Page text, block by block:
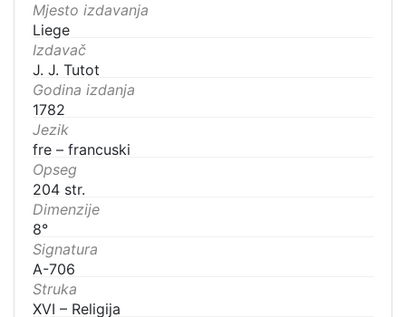
Mjesto izdavanja
Liege
Izdavač
J. J. Tutot
Godina izdanja
1782
Jezik
fre – francuski
Opseg
204 str.
Dimenzije
8°
Signatura
A-706
Struka
XVI – Religija